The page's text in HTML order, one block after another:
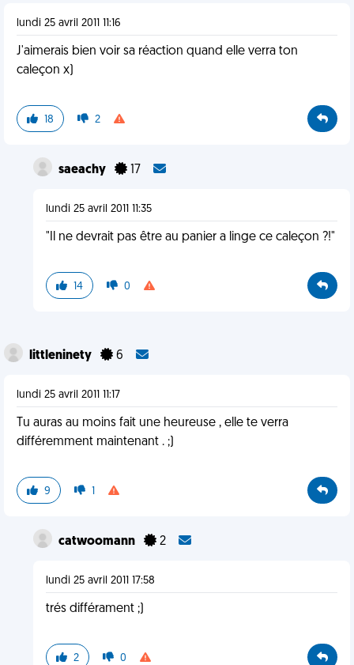
lundi 25 avril 2011 11:16
J'aimerais bien voir sa réaction quand elle verra ton
caleçon x)
18 2
saeachy 17
lundi 25 avril 2011 11:35
"Il ne devrait pas être au panier a linge ce caleçon ?!"
14 0
littleninety 6
lundi 25 avril 2011 11:17
Tu auras au moins fait une heureuse , elle te verra
différemment maintenant . ;)
9 1
catwoomann 2
lundi 25 avril 2011 17:58
trés différament ;)
2 0